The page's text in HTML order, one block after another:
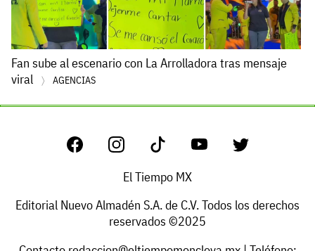
Fan sube al escenario con La Arrolladora tras mensaje
viral
AGENCIAS
El Tiempo MX
Editorial Nuevo Almadén S.A. de C.V. Todos los derechos
reservados ©2025